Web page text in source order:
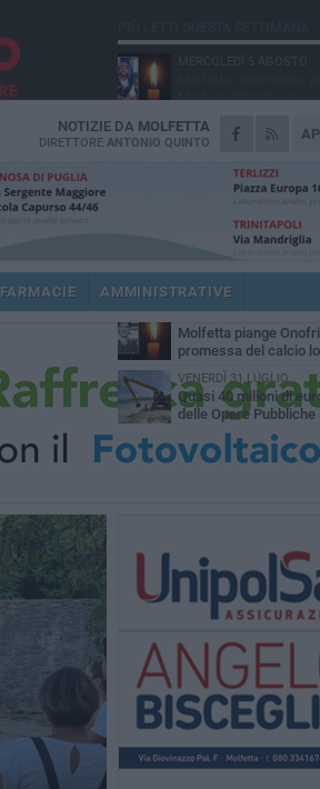
NOTIZIE DA MOLFETTA
DIRETTORE ANTONIO QUINTO
FARMACIE AMMINISTRATIVE
Michele Cilardi: il
VENERDÌ 31 LUGLIO
TARI 2026, il Sindaco
SABATO 1 AGOSTO
accompagnatori per
pubblicato il bando
Consiglio comunale,
Amato: «Mai limitato il
VENERDÌ 31 LUGLIO
Molfetta piange
promessa del calcio
VENERDÌ 31 LUGLIO
Quasi 40 milioni di
delle Opere
interventi previsti fino al 2028